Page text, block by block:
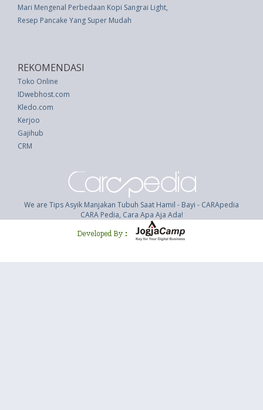
Mari Mengenal Perbedaan Kopi Sangrai Light, Medium dan Dark
Resep Pancake Yang Super Mudah
REKOMENDASI
Toko Online
IDwebhost.com
Kledo.com
Kerjoo
Gajihub
CRM
We are Tips Asyik Manjakan Tubuh Saat Hamil - Bayi - CARApedia
CARA Pedia, Cara Apa Aja Ada!